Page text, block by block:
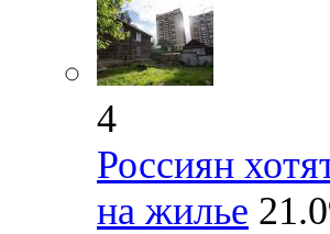
4
Россиян
на жилье